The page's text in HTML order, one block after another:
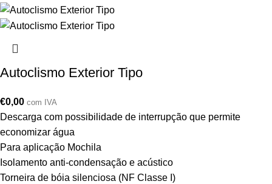
Autoclismo Exterior Tipo
€0,00 com IVA
Descarga com possibilidade de interrupção que permite
economizar água
Para aplicação Mochila
Isolamento anti-condensação e acústico
Torneira de bóia silenciosa (NF Classe I)